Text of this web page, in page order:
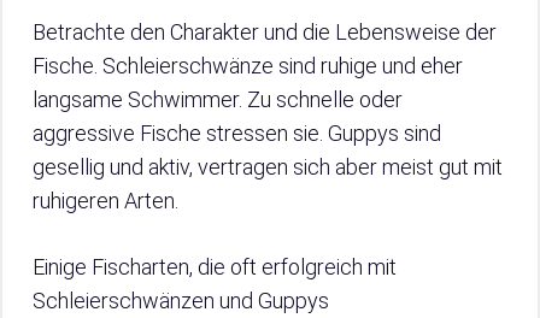
Betrachte den Charakter und die Lebensweise der
Fische. Schleierschwänze sind ruhige und eher
langsame Schwimmer. Zu schnelle oder
aggressive Fische stressen sie. Guppys sind
gesellig und aktiv, vertragen sich aber meist gut mit
ruhigeren Arten.
Einige Fischarten, die oft erfolgreich mit
Schleierschwänzen und Guppys